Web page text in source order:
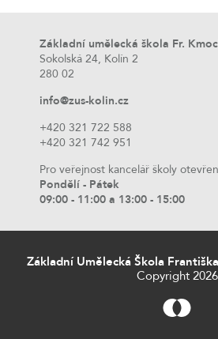
Základní umělecká škola Fr.
Sokolská 24, Kolín 2
280 02
info@zus-kolin.cz
+420 321 722 588
+420 321 742 951
Pro veřejnost kancelář školy
Pondělí - Pátek
09:00 - 11:00 a 13:00 - 15:00
Základní Umělecká Škola
Copyright 2026